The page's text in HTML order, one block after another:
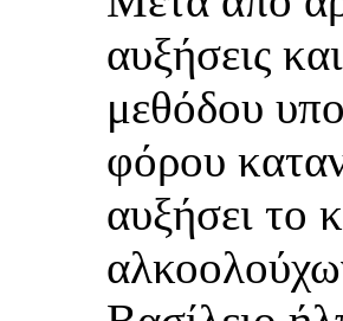
αυξήσεις
μεθόδου
φόρου
αυξήσει το